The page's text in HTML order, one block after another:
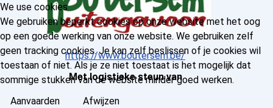
https://www.boutersem.be/
Met logistieke steun van
We use cookies
We gebruiken beperkt cookies op onze website met het oog
op een goede werking van onze website. We gebruiken zelf
geen tracking cookies. Je kan zelf beslissen of je cookies wil
toestaan of niet. Als je ze niet toestaat is het mogelijk dat
sommige stukken van de website minder goed werken.
Aanvaarden
Afwijzen